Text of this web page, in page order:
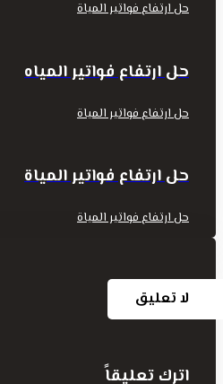
حل ارتفاع فواتير المياة
حل ارتفاع فواتير المياه
حل ارتفاع فواتير المياة
حل ارتفاع فواتير المياة
حل ارتفاع فواتير المياة
لا تعليق
اترك تعليقاً